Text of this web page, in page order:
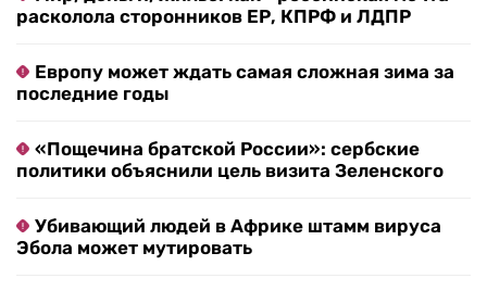
расколола сторонников ЕР, КПРФ и ЛДПР
Европу может ждать самая сложная зима за
последние годы
«Пощечина братской России»: сербские
политики объяснили цель визита Зеленского
Убивающий людей в Африке штамм вируса
Эбола может мутировать